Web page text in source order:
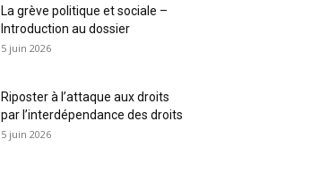
La grève politique et sociale –
Introduction au dossier
5 juin 2026
Riposter à l’attaque aux droits
par l’interdépendance des droits
5 juin 2026